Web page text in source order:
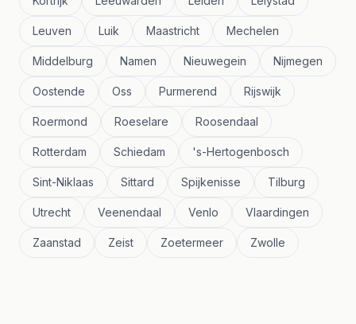
Leuven Luik Maastricht Mechelen
Middelburg Namen Nieuwegein Nijmegen
Oostende Oss Purmerend Rijswijk
Roermond Roeselare Roosendaal
Rotterdam Schiedam 's-Hertogenbosch
Sint-Niklaas Sittard Spijkenisse Tilburg
Utrecht Veenendaal Venlo Vlaardingen
Zaanstad Zeist Zoetermeer Zwolle